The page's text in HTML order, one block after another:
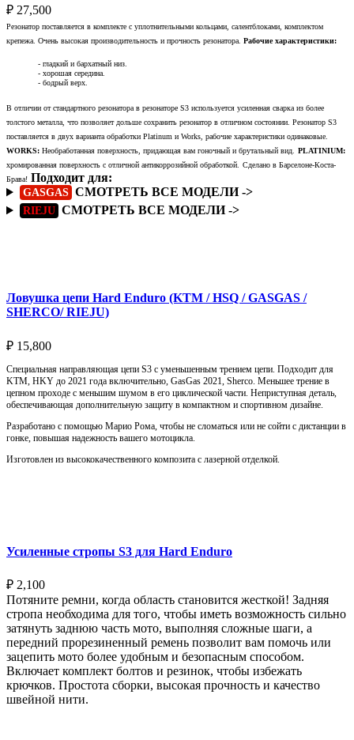
₽ 27,500
Резонатор поставляется в комплекте с уплотнительными кольцами, салентблоками, комплектом
крепежа. Очень высокая производительность и прочность резонатора. Рабочие характеристики:
- гладкий и бархатный низ.
- хорошая середина.
- бодрый верх.
В отличии от стандартного резонатора в резонаторе S3 используется усиленная сварка из более
толстого металла, что позволяет дольше сохранить резонатор в отличном состоянии. Резонатор S3
поставляется в двух варианта обработки Platinum и Works, рабочие характеристики одинаковые.
WORKS: Необработанная поверхность, придающая вам гоночный и брутальный вид. PLATINIUM:
хромированная поверхность с отличной антикоррозийной обработкой. Сделано в Барселоне-Коста-
Брава! Подходит для:
GASGAS СМОТРЕТЬ ВСЕ МОДЕЛИ ->
RIEJU СМОТРЕТЬ ВСЕ МОДЕЛИ ->
Ловушка цепи Hard Enduro (KTM / HSQ / GASGAS /
SHERCO/ RIEJU)
₽ 15,800
Специальная направляющая цепи S3 с уменьшенным трением цепи. Подходит для
KTM, HKY до 2021 года включительно, GasGas 2021, Sherco. Меньшее трение в
цепном проходе с меньшим шумом в его циклической части. Неприступная деталь,
обеспечивающая дополнительную защиту в компактном и спортивном дизайне.
Разработано с помощью Марио Рома, чтобы не сломаться или не сойти с дистанции в
гонке, повышая надежность вашего мотоцикла.
Изготовлен из высококачественного композита с лазерной отделкой.
Усиленные стропы S3 для Hard Enduro
₽ 2,100
Потяните ремни, когда область становится жесткой! Задняя
стропа необходима для того, чтобы иметь возможность сильно
затянуть заднюю часть мото, выполняя сложные шаги, а
передний прорезиненный ремень позволит вам помочь или
зацепить мото более удобным и безопасным способом.
Включает комплект болтов и резинок, чтобы избежать
крючков. Простота сборки, высокая прочность и качество
швейной нити.